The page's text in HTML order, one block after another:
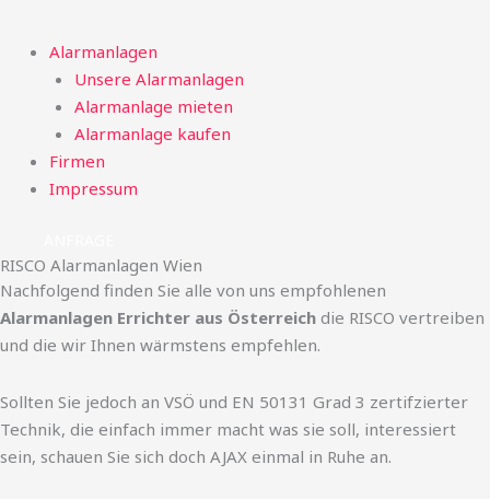
Alarmanlagen
Unsere Alarmanlagen
Alarmanlage mieten
Alarmanlage kaufen
Firmen
Impressum
RISCO Alarmanlagen Wien
Nachfolgend finden Sie alle von uns empfohlenen
Alarmanlagen Errichter aus Österreich die RISCO vertreiben
und die wir Ihnen wärmstens empfehlen.
Sollten Sie jedoch an VSÖ und EN 50131 Grad 3 zertifzierter
Technik, die einfach immer macht was sie soll, interessiert
sein, schauen Sie sich doch AJAX einmal in Ruhe an.